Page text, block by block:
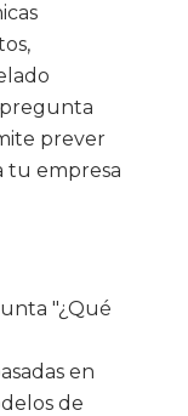
prever
tu empresa
"¿Qué
en
de